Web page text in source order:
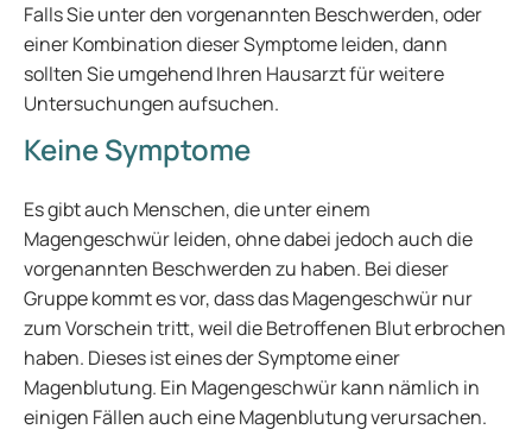
Falls Sie unter den vorgenannten Beschwerden, oder
einer Kombination dieser Symptome leiden, dann
sollten Sie umgehend Ihren Hausarzt für weitere
Untersuchungen aufsuchen.
Keine Symptome
Es gibt auch Menschen, die unter einem
Magengeschwür leiden, ohne dabei jedoch auch die
vorgenannten Beschwerden zu haben. Bei dieser
Gruppe kommt es vor, dass das Magengeschwür nur
zum Vorschein tritt, weil die Betroffenen Blut erbrochen
haben. Dieses ist eines der Symptome einer
Magenblutung. Ein Magengeschwür kann nämlich in
einigen Fällen auch eine Magenblutung verursachen.